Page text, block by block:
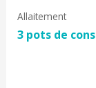
Allaitement
3 pots de